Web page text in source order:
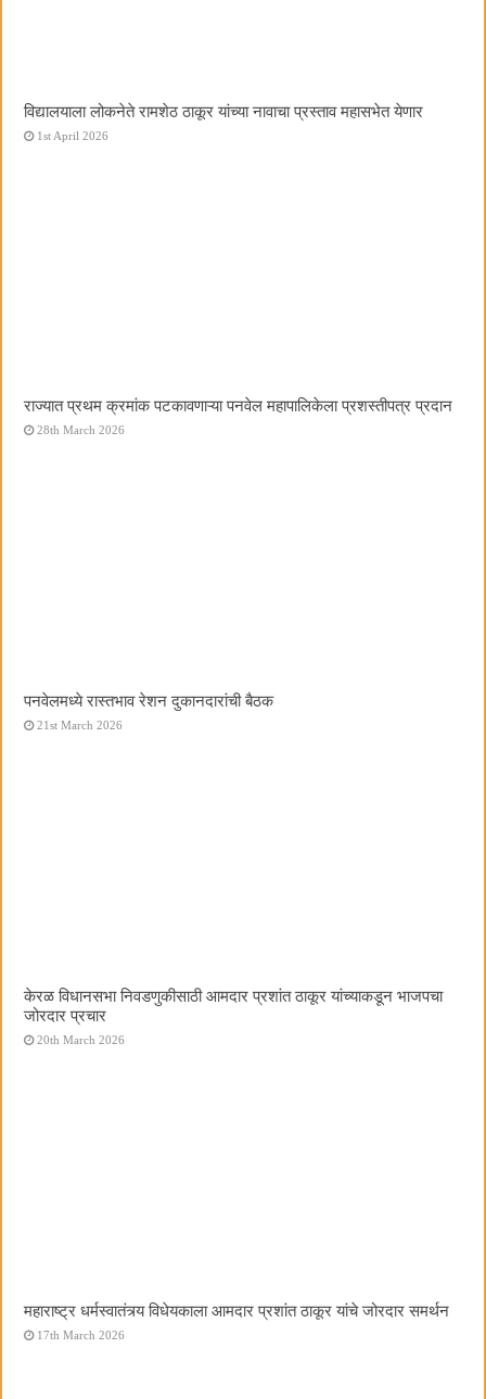
विद्यालयाला लोकनेते रामशेठ ठाकूर यांच्या नावाचा प्रस्ताव महासभेत येणार
1st April 2026
राज्यात प्रथम क्रमांक पटकावणाऱ्या पनवेल महापालिकेला प्रशस्तीपत्र प्रदान
28th March 2026
पनवेलमध्ये रास्तभाव रेशन दुकानदारांची बैठक
21st March 2026
केरळ विधानसभा निवडणुकीसाठी आमदार प्रशांत ठाकूर यांच्याकडून भाजपचा
जोरदार प्रचार
20th March 2026
महाराष्ट्र धर्मस्वातंत्र्य विधेयकाला आमदार प्रशांत ठाकूर यांचे जोरदार समर्थन
17th March 2026